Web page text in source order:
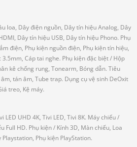
loa, Dây điện nguồn, Dây tín hiệu Analog, Dây
Dây tín hiệu USB, Dây tín hiệu Phono. Phụ
điện, Phụ kiện nguồn điện, Phụ kiện tín hiệu,
3.5mm, Cáp tai nghe. Phụ kiện đặc biệt/ Hộp
kê chống rung, Tonearm, Bóng dẫn. Tiêu
tán âm, Tube trap. Dụng cụ vệ sinh DeOxit
treo, Kệ máy.
LED UHD 4K, Tivi LED, Tivi 8K. Máy chiếu/
Full HD. Phụ kiện/ Kính 3D, Màn chiếu, Loa
Playstation, Phụ kiện PlayStation.